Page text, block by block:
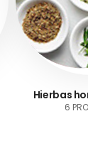
Hierbas
6